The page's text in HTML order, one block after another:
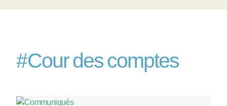
#Cour des comptes